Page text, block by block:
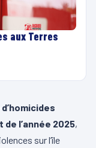
aux Terres
l’année 2025,
sur l’île